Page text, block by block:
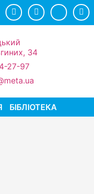
34
27-97
БІБЛІОТЕКА